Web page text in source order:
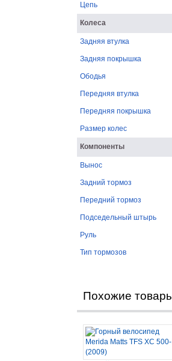
Цепь
Колеса
Задняя втулка
Задняя покрышка
Ободья
Передняя втулка
Передняя покрышка
Размер колес
Компоненты
Вынос
Задний тормоз
Передний тормоз
Подседельный штырь
Руль
Тип тормозов
Похожие